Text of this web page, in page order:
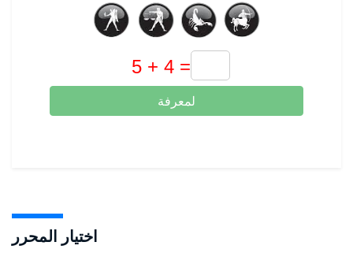
لمعرفة
اختيار المحرر